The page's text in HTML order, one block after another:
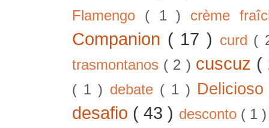
Flamengo ( 1 ) crème
Companion ( 17 ) curd (
trasmontanos ( 2 ) cuscuz (
( 1 ) debate ( 1 )
desafio ( 43 ) desconto ( 1